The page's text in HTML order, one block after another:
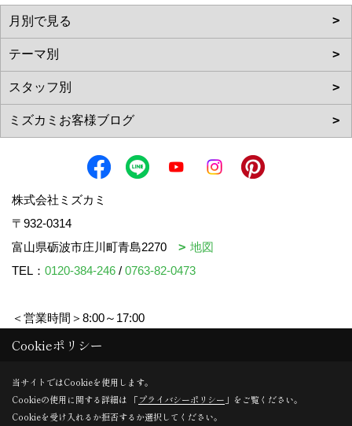
株式会社ミズカミ
〒932-0314
富山県砺波市庄川町青島2270
地図
TEL： 0120-384-246 / 0763-82-0473
＜営業時間＞8:00～17:00
＜定休日＞水曜日・祝日
Copyright (c) mizukami. All Rights Reserved.
Cookieポリシー
当サイトではCookieを使用します。
Cookieの使用に関する詳細は 「プライバシーポリシー 」をご覧ください。
Cookieを受け入れるか拒否するか選択してください。